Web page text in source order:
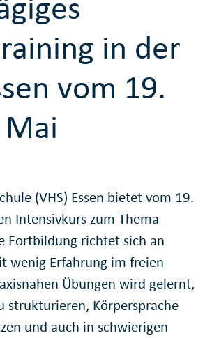
in der
vom 19.
(VHS) Essen bietet vom 19.
Intensivkurs zum Thema
Fortbildung richtet sich an
wenig Erfahrung im freien
Übungen wird gelernt,
strukturieren, Körpersprache
und auch in schwierigen